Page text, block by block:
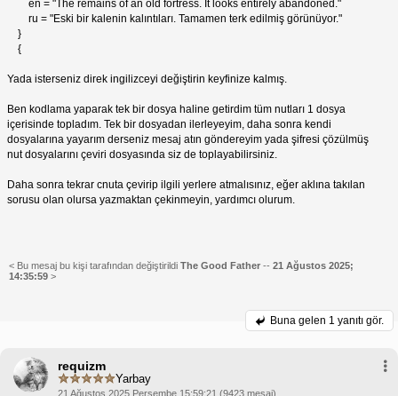
en = "The remains of an old fortress. It looks entirely abandoned."
ru = "Eski bir kalenin kalıntıları. Tamamen terk edilmiş görünüyor."
}
{
Yada isterseniz direk ingilizceyi değiştirin keyfinize kalmış.
Ben kodlama yaparak tek bir dosya haline getirdim tüm nutları 1 dosya
içerisinde topladım. Tek bir dosyadan ilerleyeyim, daha sonra kendi
dosyalarına yayarım derseniz mesaj atın göndereyim yada şifresi çözülmüş
nut dosyalarını çeviri dosyasında siz de toplayabilirsiniz.
Daha sonra tekrar cnuta çevirip ilgili yerlere atmalısınız, eğer aklına takılan
sorusu olan olursa yazmaktan çekinmeyin, yardımcı olurum.
< Bu mesaj bu kişi tarafından değiştirildi The Good Father -- 21 Ağustos 2025;
14:35:59 >
Buna gelen 1 yanıtı gör.
requizm
Yarbay
21 Ağustos 2025 Perşembe 15:59:21 (9423 mesaj)